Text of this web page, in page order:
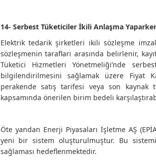
14- Serbest Tüketiciler İkili Anlaşma
Elektrik tedarik şirketleri ikili sözleşme
sözleşmenin tarafları arasında belirlenir,
Tüketici Hizmetleri Yönetmeliği’nde
bilgilendirilmesini sağlamak üzere Fiyat
perakende satış tarifesi veya son
kapsamında önerilen birim bedeli
Öte yandan Enerji Piyasaları İşletme AŞ
yeni bir sistem oluşturulmuştur. Bu
sağlaması hedeflenmektedir.